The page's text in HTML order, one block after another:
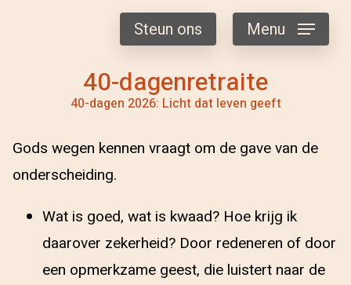
40-dagenretraite
40-dagen 2026: Licht dat leven geeft
Steun ons Menu
Gods wegen kennen vraagt om de gave van de
onderscheiding.
Wat is goed, wat is kwaad? Hoe krijg ik
daarover zekerheid? Door redeneren of door
een opmerkzame geest, die luistert naar de